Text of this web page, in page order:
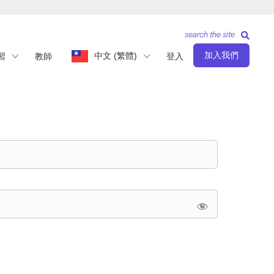
教師 中文 (繁體) 登入 加入我們
search the site